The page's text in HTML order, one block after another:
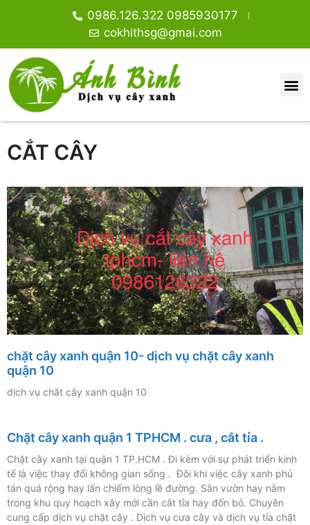
0986.126.322 0985930177
cokhithsg@gmai.com
CẮT CÂY
chặt cây xanh quận 10- dịch vụ chặt cây xanh
quận 10
dịch vụ chăt cây xanh quận 10
Chặt cây xanh quận 1 TPHCM . cưa , cắt tỉa .
Chặt cây xanh tại quận 1 TP.HCM . Đi kèm với sự phát triển kinh
tế là việc thay đổi không gian sống . Đôi khi việc cây xanh phủ
tán quá rộng hay lấn chiếm lòng lề đường. Sân vườn hay nằm
trong khu quy hoạch xây mới cần cắt tỉa hay đốn bỏ. Chuyên
cung cấp dịch vụ chặt cây . Dịch vụ cưa cây và dịch vụ tỉa chặt